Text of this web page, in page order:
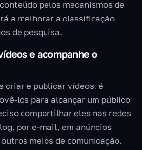
pelos mecanismos de
a melhorar a classificação
de pesquisa.
e acompanhe o
criar e publicar vídeos, é
los para alcançar um público
compartilhar eles nas redes
por e-mail, em anúncios
meios de comunicação.